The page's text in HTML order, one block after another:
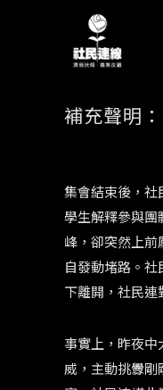
補充聲明
集會結束後，社
學生解釋參與團
峰，卻突然上
自發動堵路。
下離開，社民連
事實上，昨夜
威，主動挑釁剛